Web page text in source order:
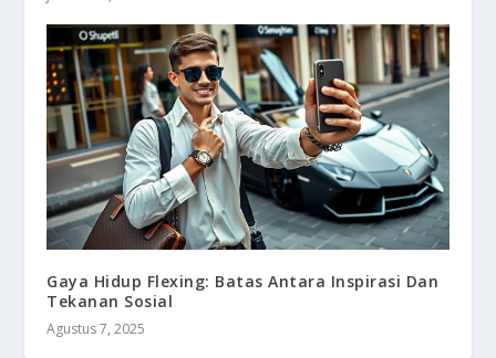
Gaya Hidup Flexing: Batas Antara Inspirasi Dan
Tekanan Sosial
Agustus 7, 2025